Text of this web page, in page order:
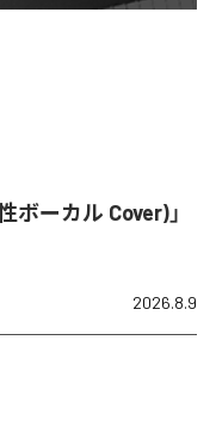
ーカル Cover)」
2026.8.9